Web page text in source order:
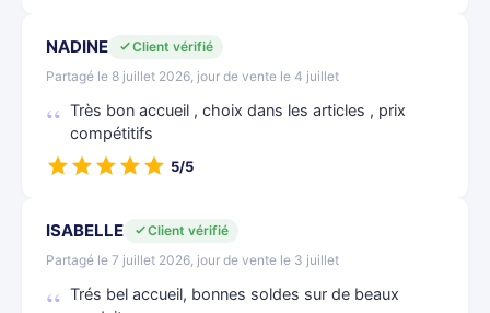
NADINE
Client vérifié
Partagé le 8 juillet 2026, jour de vente le 4 juillet
Très bon accueil , choix dans les articles , prix
compétitifs
5/5
ISABELLE
Client vérifié
Partagé le 7 juillet 2026, jour de vente le 3 juillet
Trés bel accueil, bonnes soldes sur de beaux